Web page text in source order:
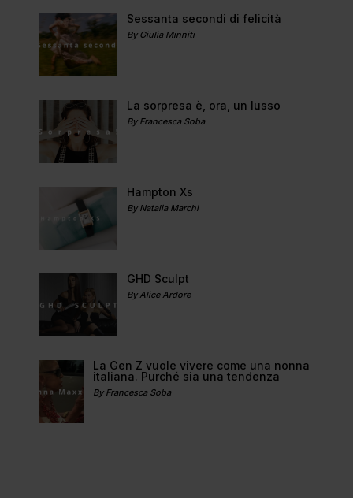
Sessanta secondi di felicità
By Giulia Minniti
La sorpresa è, ora, un lusso
By Francesca Soba
Hampton Xs
By Natalia Marchi
GHD Sculpt
By Alice Ardore
La Gen Z vuole vivere come una nonna
italiana. Purché sia una tendenza
By Francesca Soba